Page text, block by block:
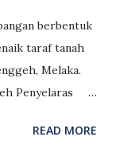
berbentuk
taraf tanah
Melaka.
Penyelaras
telah
READ MORE